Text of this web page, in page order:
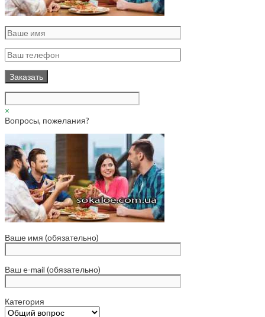
×
Вопросы, пожелания?
Ваше имя (обязательно)
Ваш e-mail (обязательно)
Категория